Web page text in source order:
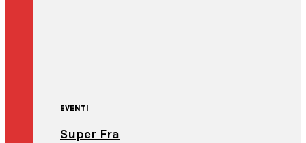
EVENTI
Super Fra